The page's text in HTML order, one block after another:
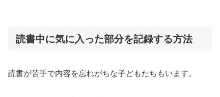
読書中に気に入った部分を記録する方法
読書が苦手で内容を忘れがちな子どもたちもいます。